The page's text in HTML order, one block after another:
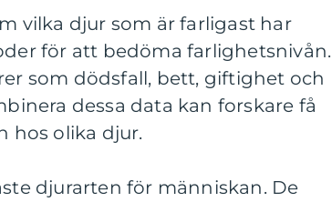
vilka djur som är farligast har
för att bedöma farlighetsnivån.
som dödsfall, bett, giftighet och
dessa data kan forskare få
hos olika djur.
djurarten för människan. De